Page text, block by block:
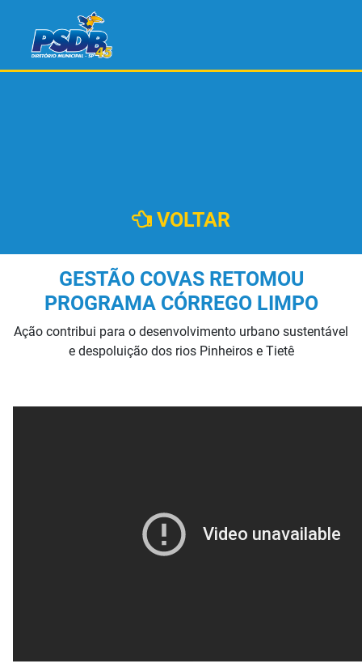
VOLTAR
GESTÃO COVAS RETOMOU
PROGRAMA CÓRREGO LIMPO
Ação contribui para o desenvolvimento urbano sustentável
e despoluição dos rios Pinheiros e Tietê